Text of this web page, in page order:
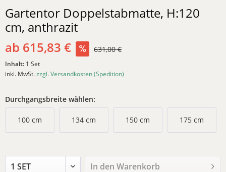
Gartentor Doppelstabmatte, H:120
cm, anthrazit
ab 615,83 €
631,00 €
Inhalt: 1 Set
inkl. MwSt.zzgl. Versandkosten (Spedition)
Durchgangsbreite wählen:
100 cm 134 cm 150 cm 175 cm
In denWarenkorb